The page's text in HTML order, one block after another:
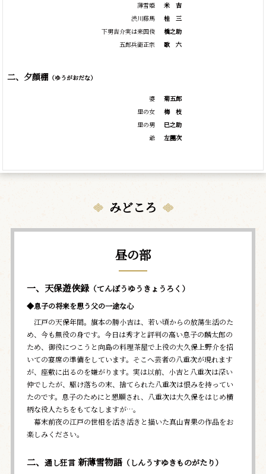
薄雪姫
渋川藤馬
下男吉介実は来国俊
五郎兵衛正宗
米
吉
桂
三
橋之助
歌
六
二、夕顔棚 （ゆうがおだな）
婆
里の女
里の男
爺
菊五郎
梅
枝
巳之助
左團次
みどころ
昼の部
一、天保遊俠録（てんぽうゆうきょうろく）
◆息子の将来を思う父の一途な心
江戸の天保年間。旗本の勝小吉は、若い頃からの放蕩生活のた
め、今も無役の身です。今日は秀才と評判の高い息子の麟太郎の
ため、御役につこうと向島の料理茶屋で上役の大久保上野介を招
いての宴席の準備をしています。そこへ芸者の八重次が現れます
が、座敷に出るのを嫌がります。実は以前、小吉と八重次は深い
仲でしたが、駆け落ちの末、捨てられた八重次は恨みを持ってい
たのです。息子のためにと懇願され、八重次は大久保をはじめ横
柄な役人たちをもてなしますが…。
幕末前夜の江戸の世相を活き活きと描いた真山青果の作品をお
楽しみください。
二、 通し狂言新薄雪物語（しんうすゆきものがたり）